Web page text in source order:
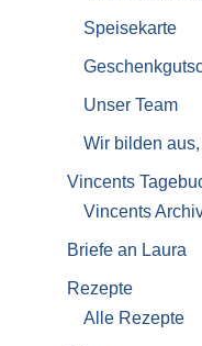
Speisekarte
Unser Team
Wir bilden
Vincents
Vincents
Briefe an Laura
Rezepte
Alle Rezepte